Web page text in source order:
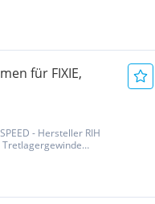
für FIXIE,
- Hersteller RIH
Tretlagergewinde
Rahmen wurde
Aufklebern von